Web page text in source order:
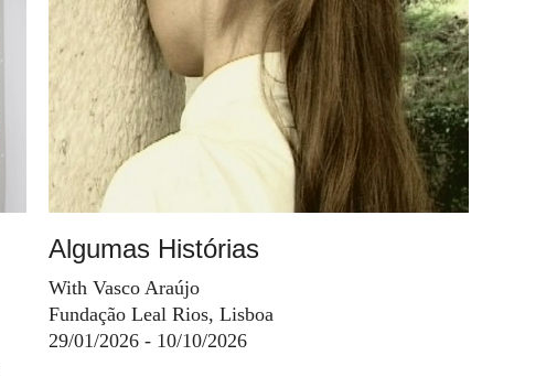
Algumas Histórias
With Vasco Araújo
Fundação Leal Rios, Lisboa
29/01/2026 - 10/10/2026